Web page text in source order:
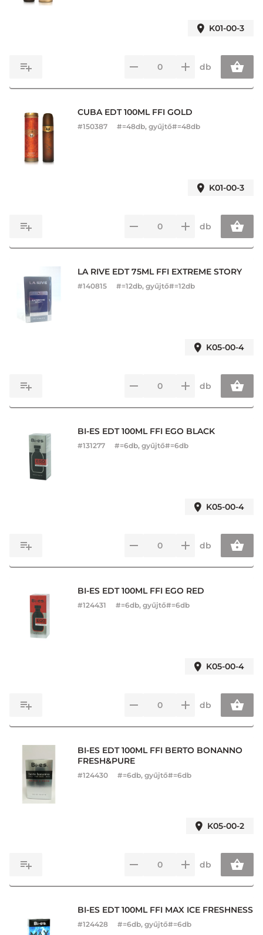
K01-00-3
db
CUBA EDT 100ML FFI GOLD
#150387 #=48db, gyűjtő#=48db
K01-00-3
db
LA RIVE EDT 75ML FFI EXTREME STORY
#140815 #=12db, gyűjtő#=12db
K05-00-4
db
BI-ES EDT 100ML FFI EGO BLACK
#131277 #=6db, gyűjtő#=6db
K05-00-4
db
BI-ES EDT 100ML FFI EGO RED
#124431 #=6db, gyűjtő#=6db
K05-00-4
db
BI-ES EDT 100ML FFI BERTO BONANNO
FRESH&PURE
#124430 #=6db, gyűjtő#=6db
K05-00-2
db
BI-ES EDT 100ML FFI MAX ICE FRESHNESS
#124428 #=6db, gyűjtő#=6db